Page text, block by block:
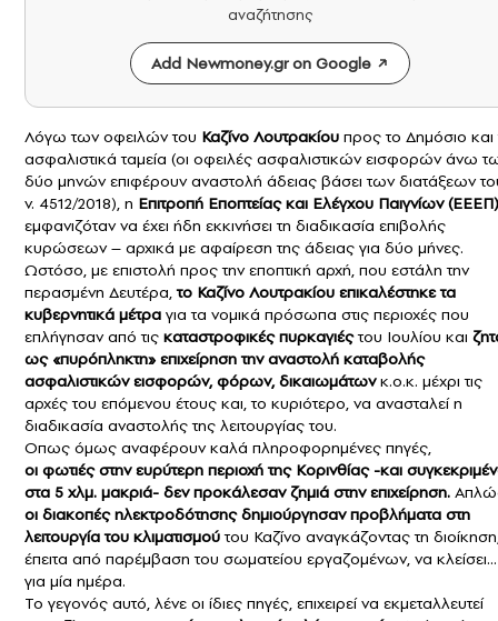
αναζήτησης
Add Newmoney.gr on Google
Λόγω των οφειλών του Καζίνο Λουτρακίου προς το Δημόσιο και
ασφαλιστικά ταμεία (οι οφειλές ασφαλιστικών εισφορών άνω
δύο μηνών επιφέρουν αναστολή άδειας βάσει των διατάξεων
ν. 4512/2018), η Επιτροπή Εποπτείας και Ελέγχου Παιγνίων (ΕΕΕΠ)
εμφανιζόταν να έχει ήδη εκκινήσει τη διαδικασία επιβολής
κυρώσεων – αρχικά με αφαίρεση της άδειας για δύο μήνες.
Ωστόσο, με επιστολή προς την εποπτική αρχή, που εστάλη την
περασμένη Δευτέρα,το Καζίνο Λουτρακίου επικαλέστηκε τα
κυβερνητικά μέτρα για τα νομικά πρόσωπα στις περιοχές που
επλήγησαν από τις καταστροφικές πυρκαγιές του Ιουλίου και
ως «πυρόπληκτη» επιχείρηση την αναστολή καταβολής
ασφαλιστικών εισφορών, φόρων, δικαιωμάτωνκ.ο.κ. μέχρι τις
αρχές του επόμενου έτους και, το κυριότερο, να ανασταλεί η
διαδικασία αναστολής της λειτουργίας του.
Οπως όμως αναφέρουν καλά πληροφορημένες πηγές,
οι φωτιές στην ευρύτερη περιοχή της Κορινθίας -και
στα 5 χλμ. μακριά- δεν προκάλεσαν ζημιά στην επιχείρηση.
οι διακοπές ηλεκτροδότησης δημιούργησαν προβλήματα στη
λειτουργία του κλιματισμούτου Καζίνο αναγκάζοντας τη
έπειτα από παρέμβαση του σωματείου εργαζομένων, να κλείσει…
για μία ημέρα.
Το γεγονός αυτό, λένε οι ίδιες πηγές, επιχειρεί να εκμεταλλευτεί